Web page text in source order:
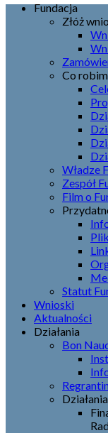
Fundacja
Złóż
Co
Władze
Zespół
Film o
Statut
Wnioski
Aktualności
Działania
Bon